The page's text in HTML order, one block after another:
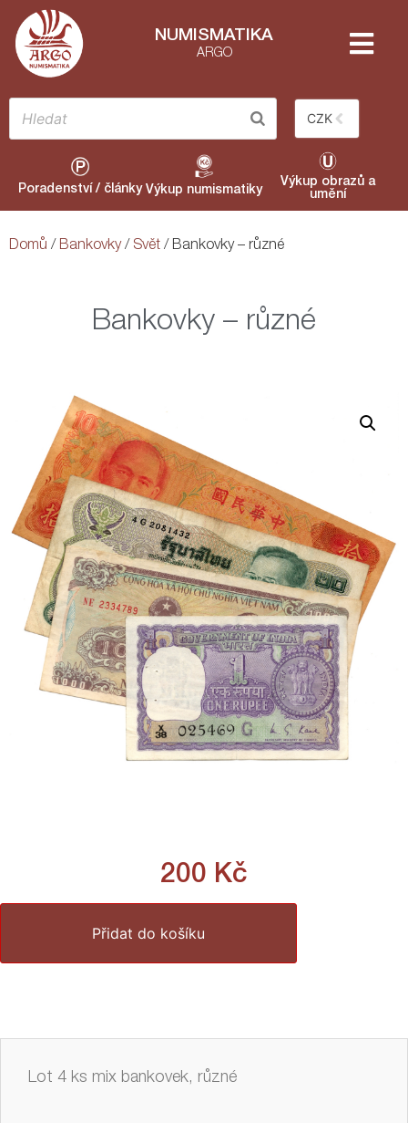
NUMISMATIKA
ARGO
CZK
Poradenství / články Výkup numismatiky
Výkup obrazů a
umění
Domů / Bankovky/ Svět / Bankovky – různé
Bankovky – různé
200 Kč
Přidat do košíku
Lot 4 ks mix bankovek, různé